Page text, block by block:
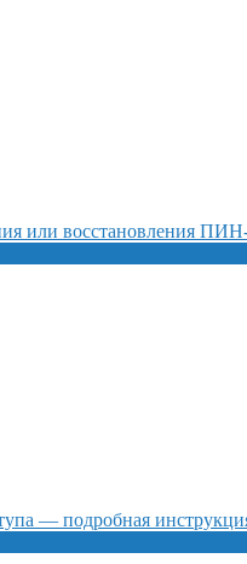
или восстановления
— подробная